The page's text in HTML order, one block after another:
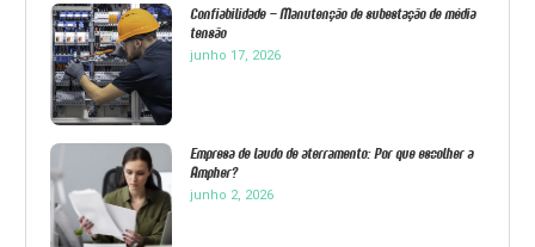
Confiabilidade – Manutenção de subestação de média
tensão
junho 17, 2026
Empresa de laudo de aterramento: Por que escolher a
Ampher?
junho 2, 2026